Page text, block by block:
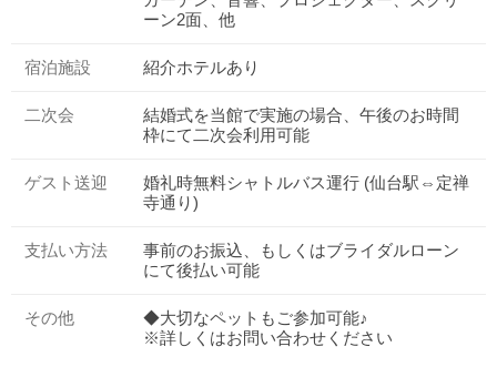
ーン2面、他
宿泊施設 紹介ホテルあり
二次会
結婚式を当館で実施の場合、午後のお時間
枠にて二次会利用可能
ゲスト送迎
婚礼時無料シャトルバス運行 (仙台駅⇔定禅
寺通り)
支払い方法
事前のお振込、もしくはブライダルローン
にて後払い可能
その他
◆大切なペットもご参加可能♪
※詳しくはお問い合わせください